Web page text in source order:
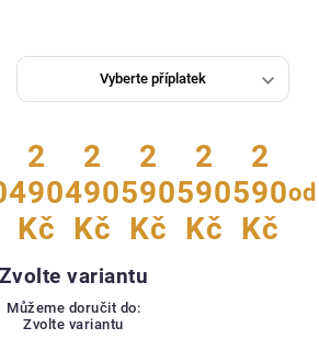
2
490
Kč
2
490
Kč
2
590
Kč
2
590
Kč
2
590
Kč
od
Zvolte variantu
Můžeme doručit do:
Zvolte variantu